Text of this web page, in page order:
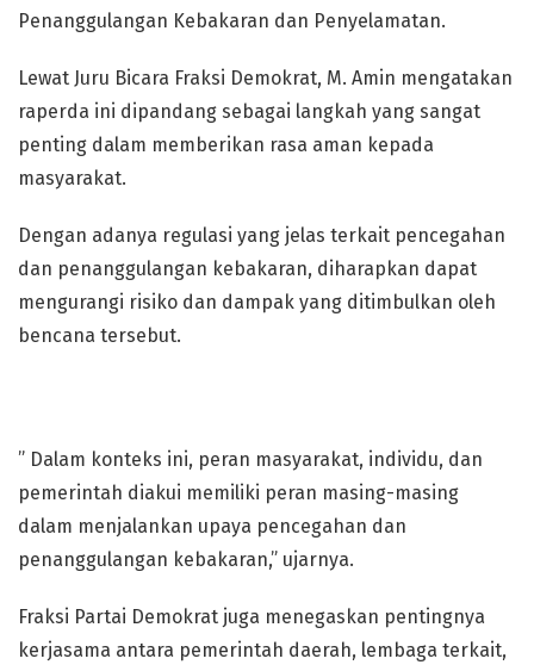
Penanggulangan Kebakaran dan Penyelamatan.
Lewat Juru Bicara Fraksi Demokrat, M. Amin mengatakan
raperda ini dipandang sebagai langkah yang sangat
penting dalam memberikan rasa aman kepada
masyarakat.
Dengan adanya regulasi yang jelas terkait pencegahan
dan penanggulangan kebakaran, diharapkan dapat
mengurangi risiko dan dampak yang ditimbulkan oleh
bencana tersebut.
” Dalam konteks ini, peran masyarakat, individu, dan
pemerintah diakui memiliki peran masing-masing
dalam menjalankan upaya pencegahan dan
penanggulangan kebakaran,” ujarnya.
Fraksi Partai Demokrat juga menegaskan pentingnya
kerjasama antara pemerintah daerah, lembaga terkait,